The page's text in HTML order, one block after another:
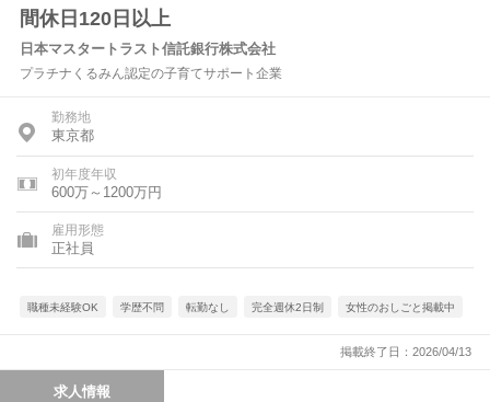
間休日120日以上
日本マスタートラスト信託銀行株式会社
プラチナくるみん認定の子育てサポート企業
勤務地
東京都
初年度年収
600万～1200万円
雇用形態
正社員
職種未経験OK 学歴不問 転勤なし 完全週休2日制 女性のおしごと掲載中
掲載終了日：2026/04/13
求人情報